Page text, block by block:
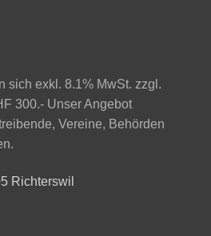
sich exkl. 8.1% MwSt. zzgl.
300.- Unser Angebot
Vereine, Behörden
Richterswil